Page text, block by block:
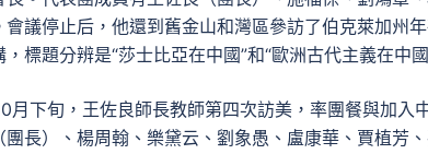
會議停止后，他還到舊金山和灣區參訪了伯克萊加州
標題分辨是“莎士比亞在中國”和“歐洲古代主義在中
月下旬，王佐良師長教師第四次訪美，率團餐與加入
團長）、楊周翰、樂黛云、劉象愚、盧康華、賈植芳